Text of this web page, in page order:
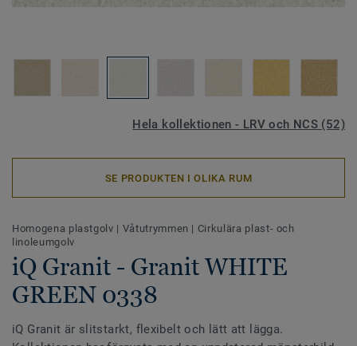
Hela kollektionen - LRV och NCS (52)
SE PRODUKTEN I OLIKA RUM
Homogena plastgolv | Våtutrymmen | Cirkulära plast- och
linoleumgolv
iQ Granit - Granit WHITE
GREEN 0338
iQ Granit är slitstarkt, flexibelt och lätt att lägga.